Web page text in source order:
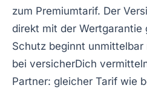
zum Premiumtarif. Der
direkt mit der Wertgarantie
Schutz beginnt
bei versicherDich
Partner: gleicher Tarif wie